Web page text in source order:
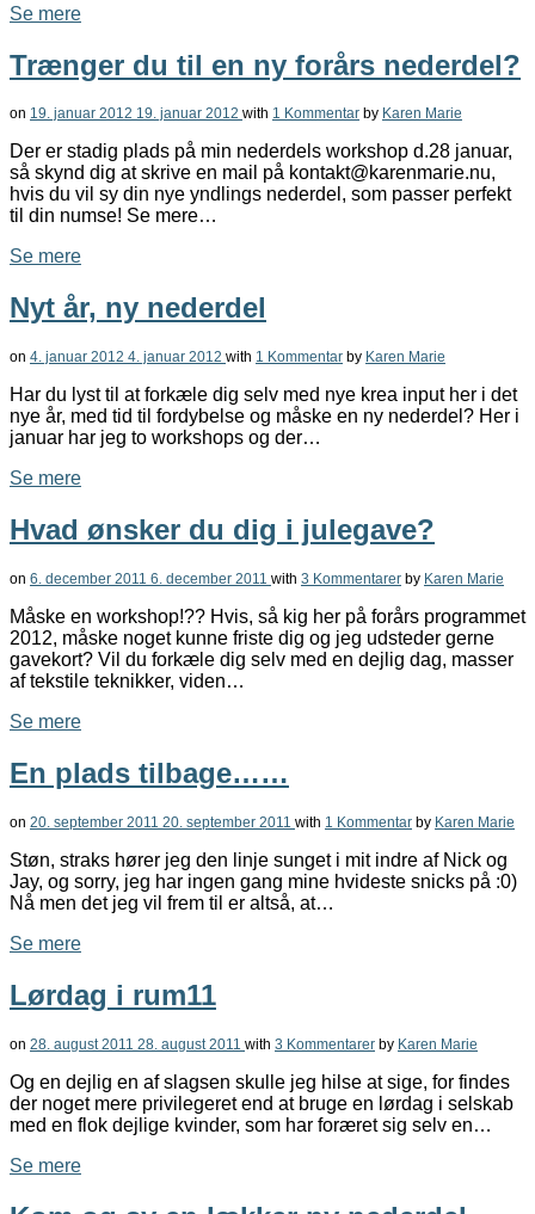
Se mere
Trænger du til en ny forårs nederdel?
on 19. januar 2012 19. januar 2012 with 1 Kommentar by Karen Marie
Der er stadig plads på min nederdels workshop d.28 januar,
så skynd dig at skrive en mail på kontakt@karenmarie.nu,
hvis du vil sy din nye yndlings nederdel, som passer perfekt
til din numse! Se mere…
Se mere
Nyt år, ny nederdel
on 4. januar 2012 4. januar 2012 with 1 Kommentar by Karen Marie
Har du lyst til at forkæle dig selv med nye krea input her i det
nye år, med tid til fordybelse og måske en ny nederdel? Her i
januar har jeg to workshops og der…
Se mere
Hvad ønsker du dig i julegave?
on 6. december 2011 6. december 2011 with 3 Kommentarer by Karen Marie
Måske en workshop!?? Hvis, så kig her på forårs programmet
2012, måske noget kunne friste dig og jeg udsteder gerne
gavekort? Vil du forkæle dig selv med en dejlig dag, masser
af tekstile teknikker, viden…
Se mere
En plads tilbage……
on 20. september 2011 20. september 2011 with 1 Kommentar by Karen Marie
Støn, straks hører jeg den linje sunget i mit indre af Nick og
Jay, og sorry, jeg har ingen gang mine hvideste snicks på :0)
Nå men det jeg vil frem til er altså, at…
Se mere
Lørdag i rum11
on 28. august 2011 28. august 2011 with 3 Kommentarer by Karen Marie
Og en dejlig en af slagsen skulle jeg hilse at sige, for findes
der noget mere privilegeret end at bruge en lørdag i selskab
med en flok dejlige kvinder, som har foræret sig selv en…
Se mere